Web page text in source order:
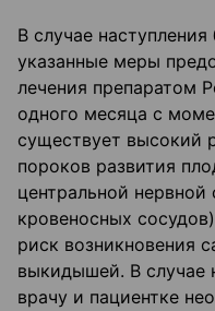
В случае
указанные меры
лечения препаратом
одного месяца с
существует высокий
пороков развития
центральной
кровеносных
риск возникновения
выкидышей. В случае
врачу и пациентке